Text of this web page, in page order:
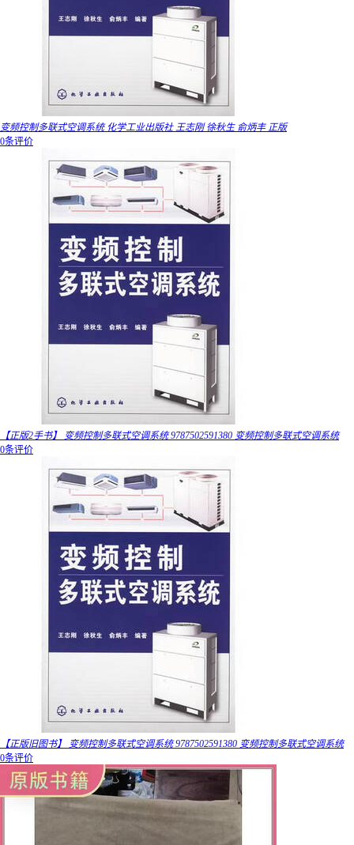
变频控制多联式空调系统 化学工业出版社 王志刚 徐秋生 俞炳丰 正版
0条评价
【正版2手书】 变频控制多联式空调系统 9787502591380 变频控制多联式空调系统
0条评价
【正版旧图书】 变频控制多联式空调系统 9787502591380 变频控制多联式空调系统
0条评价